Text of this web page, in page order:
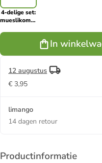
4-delige set:
mueslikommen
(verrassingsproduct)
In
12 augustus
€ 3,95
limango
14 dagen retour
Productinformatie